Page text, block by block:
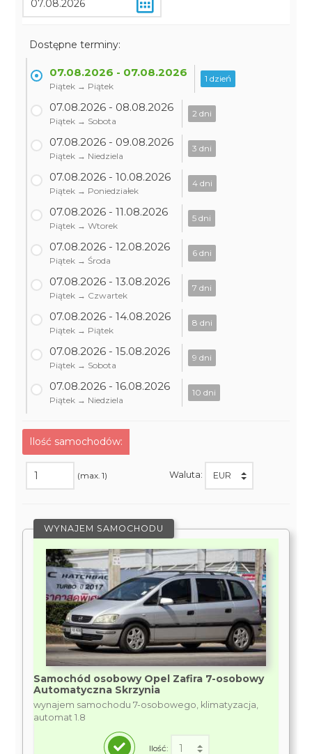
Dostępne terminy:
07.08.2026 - 07.08.2026
Piątek → Piątek
1 dzień
07.08.2026 - 08.08.2026
Piątek → Sobota
2 dni
07.08.2026 - 09.08.2026
Piątek → Niedziela
3 dni
07.08.2026 - 10.08.2026
Piątek → Poniedziałek
4 dni
07.08.2026 - 11.08.2026
Piątek → Wtorek
5 dni
07.08.2026 - 12.08.2026
Piątek → Środa
6 dni
07.08.2026 - 13.08.2026
Piątek → Czwartek
7 dni
07.08.2026 - 14.08.2026
Piątek → Piątek
8 dni
07.08.2026 - 15.08.2026
Piątek → Sobota
9 dni
07.08.2026 - 16.08.2026
Piątek → Niedziela
10 dni
Ilość samochodów:
(max. 1) Waluta:
WYNAJEM SAMOCHODU
Samochód osobowy Opel Zafira 7-osobowy
Automatyczna Skrzynia
wynajem samochodu 7-osobowego, klimatyzacja,
automat 1.8
Ilość: